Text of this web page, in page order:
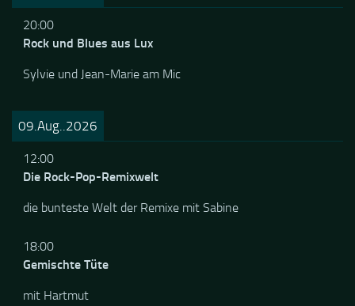
08.Aug..2026
20:00
09.Aug..2026
12:00
18:00